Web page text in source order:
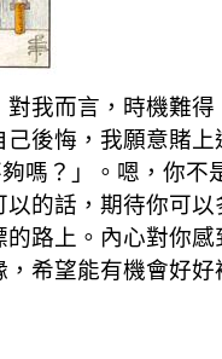
我而言，時機難
後悔，我願意賭
嗎？」。嗯，你不
的話，期待你可
路上。內心對你
，希望能有機會好好